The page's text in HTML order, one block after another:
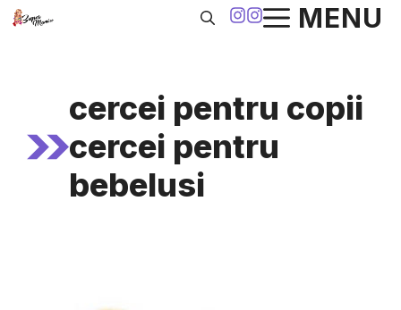
Sari
MENU
cercei pentru copii
cercei pentru
bebelusi